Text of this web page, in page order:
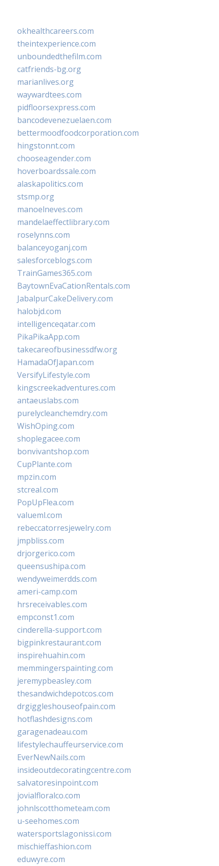
okhealthcareers.com
theintexperience.com
unboundedthefilm.com
catfriends-bg.org
marianlives.org
waywardtees.com
pidfloorsexpress.com
bancodevenezuelaen.com
bettermoodfoodcorporation.com
hingstonnt.com
chooseagender.com
hoverboardssale.com
alaskapolitics.com
stsmp.org
manoelneves.com
mandelaeffectlibrary.com
roselynns.com
balanceyoganj.com
salesforceblogs.com
TrainGames365.com
BaytownEvaCationRentals.com
JabalpurCakeDelivery.com
halobjd.com
intelligenceqatar.com
PikaPikaApp.com
takecareofbusinessdfw.org
HamadaOfJapan.com
VersifyLifestyle.com
kingscreekadventures.com
antaeuslabs.com
purelycleanchemdry.com
WishOping.com
shoplegacee.com
bonvivantshop.com
CupPlante.com
mpzin.com
stcreal.com
PopUpFlea.com
valueml.com
rebeccatorresjewelry.com
jmpbliss.com
drjorgerico.com
queensushipa.com
wendyweimerdds.com
ameri-camp.com
hrsreceivables.com
empconst1.com
cinderella-support.com
bigpinkrestaurant.com
inspirehuahin.com
memmingerspainting.com
jeremypbeasley.com
thesandwichdepotcos.com
drgiggleshouseofpain.com
hotflashdesigns.com
garagenadeau.com
lifestylechauffeurservice.com
EverNewNails.com
insideoutdecoratingcentre.com
salvatoresinpoint.com
jovialfloralco.com
johnlscotthometeam.com
u-seehomes.com
watersportslagonissi.com
mischieffashion.com
eduwyre.com